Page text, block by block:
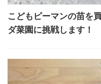
こどもピーマンの苗を
ダ菜園に挑戦します！